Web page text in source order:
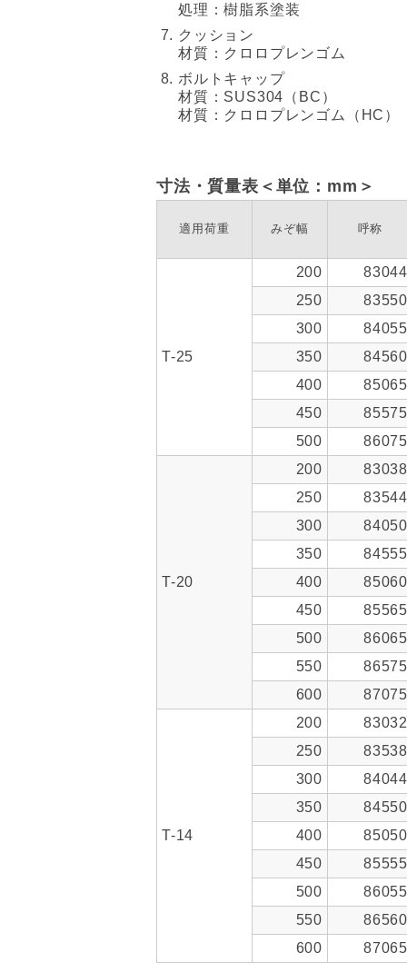
処理：樹脂系塗装
クッション
材質：クロロプレンゴム
ボルトキャップ
材質：SUS304（BC）
材質：クロロプレンゴム（HC）
寸法・質量表＜単位：mm＞
適用荷重 みぞ幅 呼称
T-25
200
83044
250
83550
300
84055
350
84560
400
85065
450
85575
500
86075
T-20
200
83038
250
83544
300
84050
350
84555
400
85060
450
85565
500
86065
550
86575
600
87075
T-14
200
83032
250
83538
300
84044
350
84550
400
85050
450
85555
500
86055
550
86560
600
87065